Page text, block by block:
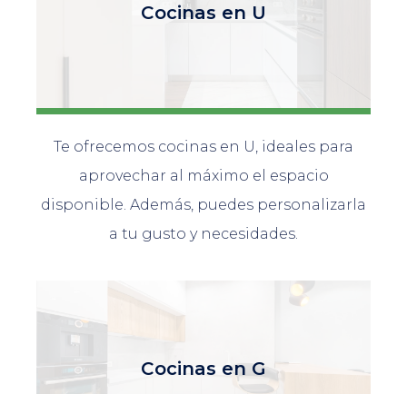
Cocinas en U
Te ofrecemos cocinas en U, ideales para
aprovechar al máximo el espacio
disponible. Además, puedes personalizarla
a tu gusto y necesidades.
Cocinas en G